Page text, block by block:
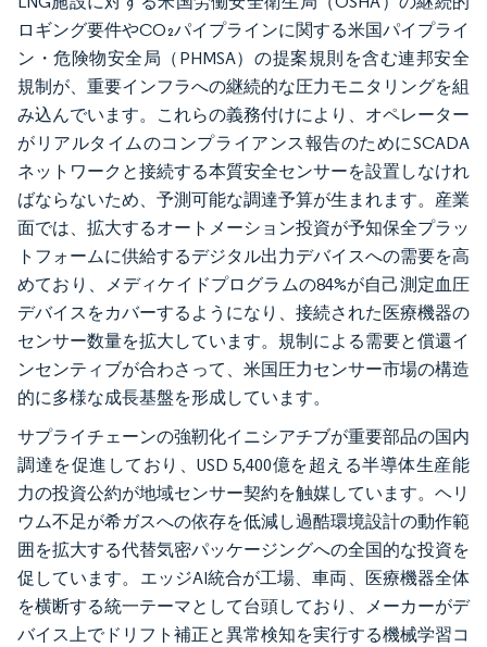
ロギング要件やCO₂パイプラインに関する米国パイプライ
ン・危険物安全局（PHMSA）の提案規則を含む連邦安全
規制が、重要インフラへの継続的な圧力モニタリングを組
み込んでいます。これらの義務付けにより、オペレーター
がリアルタイムのコンプライアンス報告のためにSCADA
ネットワークと接続する本質安全センサーを設置しなけれ
ばならないため、予測可能な調達予算が生まれます。産業
面では、拡大するオートメーション投資が予知保全プラッ
トフォームに供給するデジタル出力デバイスへの需要を高
めており、メディケイドプログラムの84%が自己測定血圧
デバイスをカバーするようになり、接続された医療機器の
センサー数量を拡大しています。規制による需要と償還イ
ンセンティブが合わさって、米国圧力センサー市場の構造
的に多様な成長基盤を形成しています。
サプライチェーンの強靭化イニシアチブが重要部品の国内
調達を促進しており、USD 5,400億を超える半導体生産能
力の投資公約が地域センサー契約を触媒しています。ヘリ
ウム不足が希ガスへの依存を低減し過酷環境設計の動作範
囲を拡大する代替気密パッケージングへの全国的な投資を
促しています。エッジAI統合が工場、車両、医療機器全体
を横断する統一テーマとして台頭しており、メーカーがデ
バイス上でドリフト補正と異常検知を実行する機械学習コ